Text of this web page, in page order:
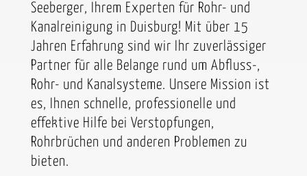
Seeberger, Ihrem Experten für Rohr- und
Kanalreinigung in Duisburg! Mit über 15
Jahren Erfahrung sind wir Ihr zuverlässiger
Partner für alle Belange rund um Abfluss-,
Rohr- und Kanalsysteme. Unsere Mission ist
es, Ihnen schnelle, professionelle und
effektive Hilfe bei Verstopfungen,
Rohrbrüchen und anderen Problemen zu
bieten.